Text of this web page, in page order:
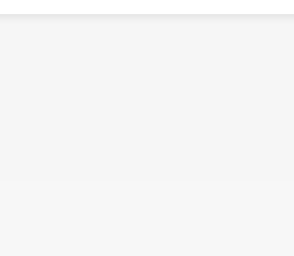
结合各自学习工作实际，分别围